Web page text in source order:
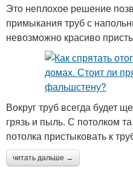
Это неплохое решение
примыкания труб с
невозможно красиво
Вокруг труб всегда будет
грязь и пыль. С потолком
потолка пристыковать к
читать дальше →